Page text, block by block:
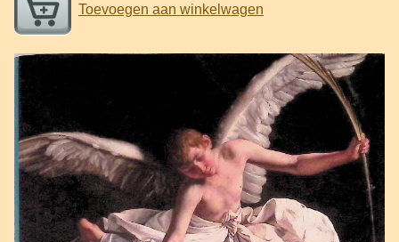
Toevoegen aan winkelwagen